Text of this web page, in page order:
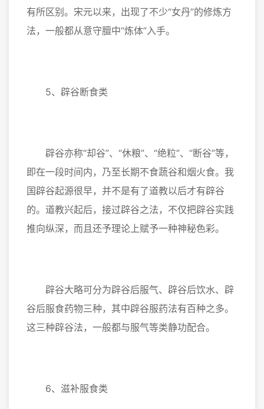
有所区别。宋元以来，出现了不少“女丹”的修炼方
法，一般都从意守膻中“炼体”入手。
5、辟谷断食类
辟谷亦称“却谷”、“休粮”、“绝粒”、“断谷”等，
即在一段时间内，乃至长期不食蔬谷和烟火食。我
国辟谷起源很早，并不是有了道教以后才有辟谷
的。道教兴起后，接过辟谷之法，不仅把辟谷实践
推向纵深，而且还予理论上赋予一种神秘色彩。
辟谷大略可分为辟谷后服气、辟谷后饮水、辟
谷后服食药物三种，其中辟谷服药法有百种之多。
这三种辟谷法，一般都与服气等类静功配合。
6、滋补服食类